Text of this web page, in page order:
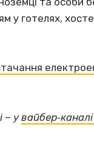
у готелях,
– у